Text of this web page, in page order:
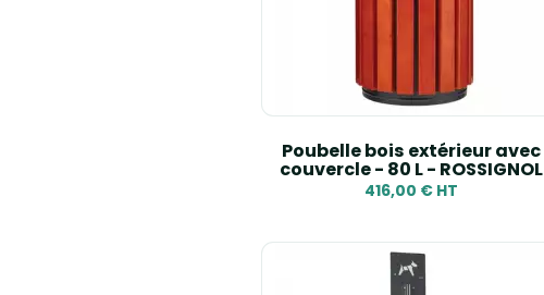
Poubelle bois extérieur avec
couvercle - 80 L - ROSSIGNOL
416,00 € HT